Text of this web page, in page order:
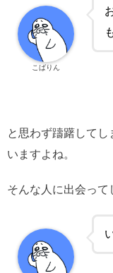
こばりん
と思わず躊躇してし
いますよね。
そんな人に出会っ